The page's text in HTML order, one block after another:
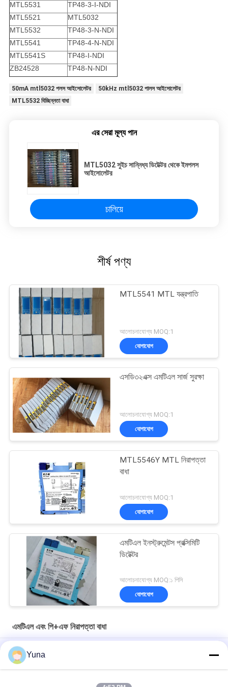
MTL5531
TP48-3-I-NDI
MTL5521
MTL5032
MTL5532
TP48-3-N-NDI
MTL5541
TP48-4-N-NDI
MTL5541S
TP48-I-NDI
ZB24528
TP48-N-NDI
50mA mtl5032 পলস আইসোলেটর
50kHz mtl5032 পালস আইসোলেটর
MTL5532 বিচ্ছিন্নতা বাধা
এর সেরা মূল্য পান
MTL5032 সুইচ সান্নিধ্য ডিটেক্টর থেকে ইমপলস
আইসোলেটর
চালিয়ে
শীর্ষ পণ্য
MTL5541 MTL যন্ত্রপাতি
আলোচনাযোগ্য MOQ:1
যোগাযোগ
এসডি৩২এক্স এমটিএল সার্জ সুরক্ষা
আলোচনাযোগ্য MOQ:1
যোগাযোগ
MTL5546Y MTL নিরাপত্তা
বাধা
আলোচনাযোগ্য MOQ:1
যোগাযোগ
এমটিএল ইনস্ট্রুমেন্টস প্রক্সিমিটি
ডিটেক্টর
আলোচনাযোগ্য MOQ:১ পিসি
যোগাযোগ
এমটিএল এবং পি+এফ নিরাপত্তা বাধা
9 ভোল্ট ডিসি এমটিএল 5511 এমটিএল নিরাপত্তা বাধা সুইচ সান্নিধ্য ডিটেক্টর ইন্টারফেস
MTL5032 সুইচ সান্নিধ্য ডিটেক্টর থেকে ইমপলস আইসোলেটর
Yuna